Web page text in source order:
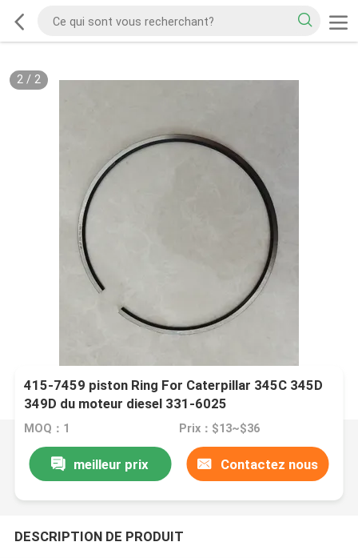
2/ 2
415-7459 piston Ring For Caterpillar 345C 345D
349D du moteur diesel 331-6025
MOQ：1 Prix：$13~$36
meilleur prix Contactez nous
DESCRIPTION DE PRODUIT